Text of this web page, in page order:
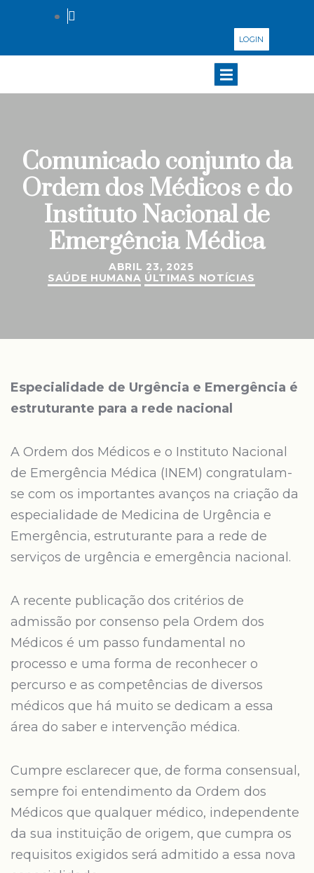
LOGIN
Comunicado conjunto da
Ordem dos Médicos e do
Instituto Nacional de
Emergência Médica
ABRIL 23, 2025
SAÚDE HUMANA ÚLTIMAS NOTÍCIAS
Especialidade de Urgência e Emergência é
estruturante para a rede nacional
A Ordem dos Médicos e o Instituto Nacional
de Emergência Médica (INEM) congratulam-
se com os importantes avanços na criação da
especialidade de Medicina de Urgência e
Emergência, estruturante para a rede de
serviços de urgência e emergência nacional.
A recente publicação dos critérios de
admissão por consenso pela Ordem dos
Médicos é um passo fundamental no
processo e uma forma de reconhecer o
percurso e as competências de diversos
médicos que há muito se dedicam a essa
área do saber e intervenção médica.
Cumpre esclarecer que, de forma consensual,
sempre foi entendimento da Ordem dos
Médicos que qualquer médico, independente
da sua instituição de origem, que cumpra os
requisitos exigidos será admitido a essa nova